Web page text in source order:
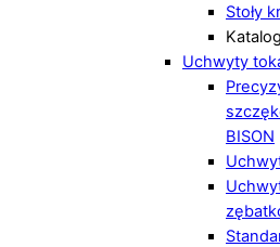
Stoły
Uchwyty
BISON